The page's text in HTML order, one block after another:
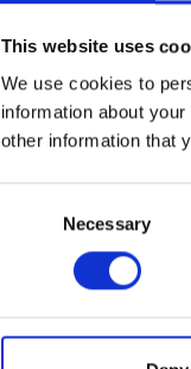
This website uses
We use cookies to
information about
other information that
Necessary